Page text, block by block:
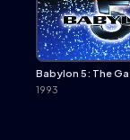
Babylon 5: The
1993